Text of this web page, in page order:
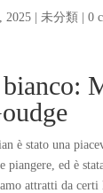
2025| 未分類 0
è stato una
piangere, ed è
attratti da certi